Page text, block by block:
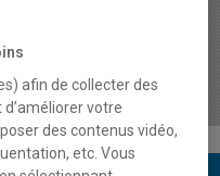
sciences
afin de collecter des
votre
des contenus vidéo,
etc. Vous